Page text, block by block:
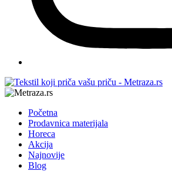
Početna
Prodavnica materijala
Horeca
Akcija
Najnovije
Blog